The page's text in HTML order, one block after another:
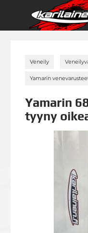
Veneily
Yamarin
Yamarin
tyyny